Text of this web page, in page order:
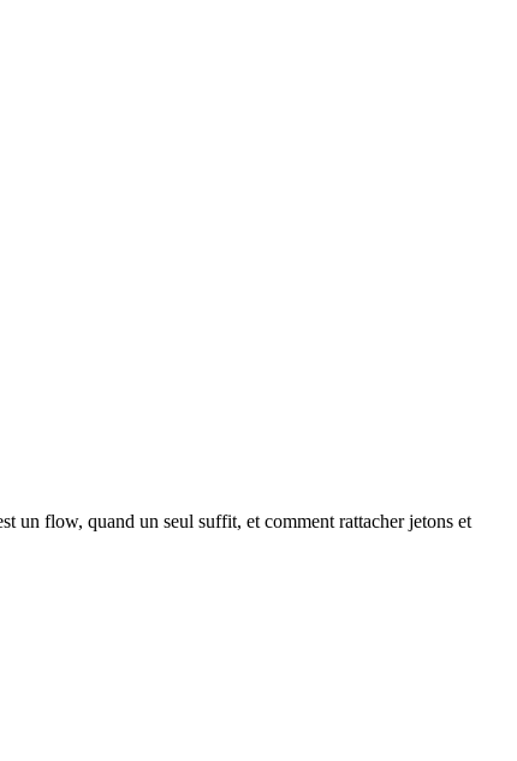
un flow, quand un seul suffit, et comment rattacher jetons et